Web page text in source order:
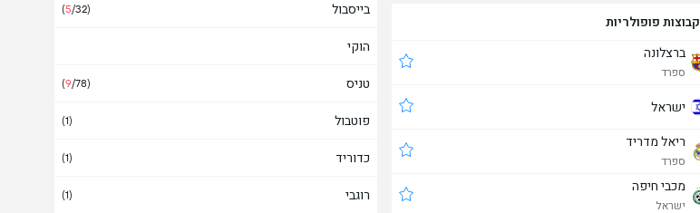
איי בהאמה
איי טורקס וקאיקוס
איי פארו
אינדונזיה
איסלנד
איראן
בייסבול (5/32)
הוקי
טניס (9/78)
פוטבול (1)
כדוריד (1)
רוגבי (1)
קבוצות פופולריות
ברצלונה
ספרד
ישראל
ריאל מדריד
ספרד
מכבי חיפה
ישראל